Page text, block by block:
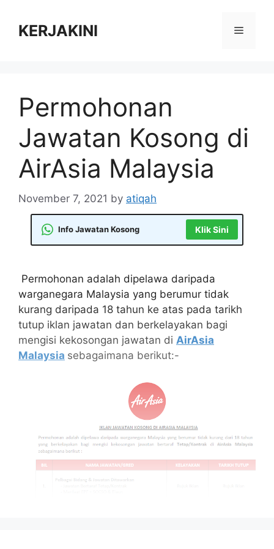
contentKERJAKINI Menu
Permohonan
Jawatan Kosong di
AirAsia Malaysia
November 7, 2021 by atiqah
Info Jawatan Kosong Klik Sini
Permohonan adalah dipelawa daripada
warganegara Malaysia yang berumur tidak
kurang daripada 18 tahun ke atas pada tarikh
tutup iklan jawatan dan berkelayakan bagi
mengisi kekosongan jawatan di AirAsia
Malaysia sebagaimana berikut:-